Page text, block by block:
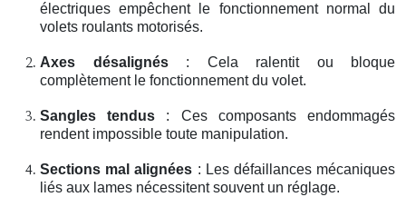
électriques empêchent le fonctionnement normal du
volets roulants motorisés.
Axes désalignés: Cela ralentit ou bloque
complètement le fonctionnement du volet.
Sangles tendus : Ces composants endommagés
rendent impossible toute manipulation.
Sections mal alignées : Les défaillances mécaniques
liés aux lames nécessitent souvent un réglage.